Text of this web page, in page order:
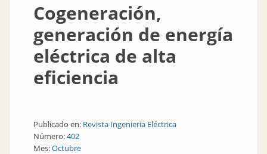
Cogeneración,
generación de energía
eléctrica de alta
eficiencia
Publicado en: Revista Ingeniería Eléctrica
Número:402
Mes:Octubre